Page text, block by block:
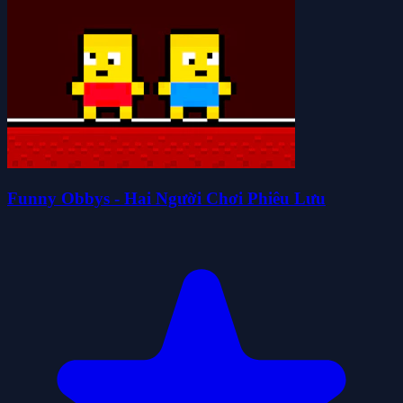
Funny Obbys - Hai Người Chơi Phiêu Lưu